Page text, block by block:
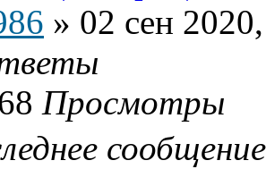
» 02 сен
Просмотры